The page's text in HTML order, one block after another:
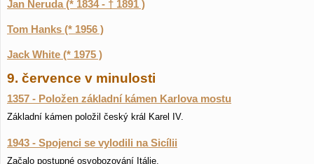
Jan Neruda (* 1834 - † 1891 )
Tom Hanks (* 1956 )
Jack White (* 1975 )
9. července v minulosti
1357 - Položen základní kámen Karlova mostu
Základní kámen položil český král Karel IV.
1943 - Spojenci se vylodili na Sicílii
Začalo postupné osvobozování Itálie.